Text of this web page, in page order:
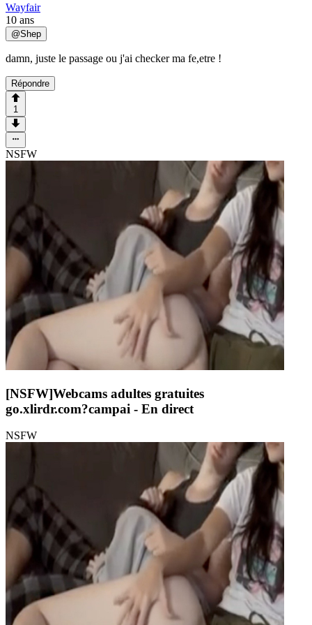
Wayfair
10 ans
@Shep
damn, juste le passage ou j'ai checker ma fe,etre !
Répondre
1
NSFW
[NSFW]Webcams adultes gratuites
go.xlirdr.com?campai - En direct
NSFW